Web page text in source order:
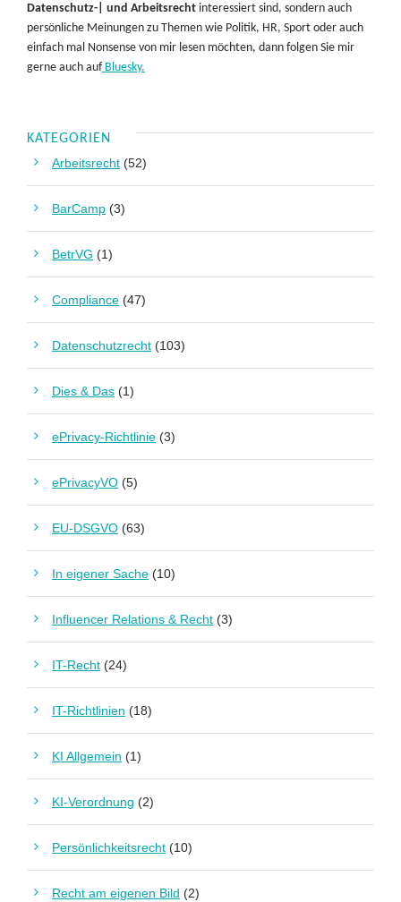
Datenschutz-| und Arbeitsrecht interessiert sind, sondern auch
persönliche Meinungen zu Themen wie Politik, HR, Sport oder auch
einfach mal Nonsense von mir lesen möchten, dann folgen Sie mir
gerne auch aufBluesky.
KATEGORIEN
Arbeitsrecht (52)
BarCamp (3)
BetrVG (1)
Compliance (47)
Datenschutzrecht (103)
Dies & Das (1)
ePrivacy-Richtlinie (3)
ePrivacyVO (5)
EU-DSGVO (63)
In eigener Sache (10)
Influencer Relations & Recht (3)
IT-Recht (24)
IT-Richtlinien (18)
KI Allgemein (1)
KI-Verordnung (2)
Persönlichkeitsrecht (10)
Recht am eigenen Bild (2)